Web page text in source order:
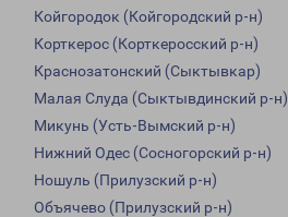
Койгородок (Койгородский р-н)
Корткерос (Корткеросский р-н)
Краснозатонский (Сыктывкар)
Малая Слуда (Сыктывдинский р-н)
Микунь (Усть-Вымский р-н)
Нижний Одес (Сосногорский р-н)
Ношуль (Прилузский р-н)
Объячево (Прилузский р-н)